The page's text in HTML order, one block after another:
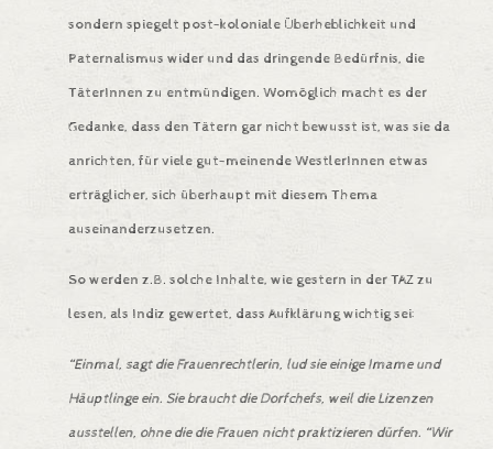
sondern spiegelt post-koloniale Überheblichkeit und
Paternalismus wider und das dringende Bedürfnis, die
TäterInnen zu entmündigen. Womöglich macht es der
Gedanke, dass den Tätern gar nicht bewusst ist, was sie da
anrichten, für viele gut-meinende WestlerInnen etwas
erträglicher, sich überhaupt mit diesem Thema
auseinanderzusetzen.
So werden z.B. solche Inhalte, wie gestern in der TAZ zu
lesen, als Indiz gewertet, dass Aufklärung wichtig sei:
“Einmal, sagt die Frauenrechtlerin, lud sie einige Imame und
Häuptlinge ein. Sie braucht die Dorfchefs, weil die Lizenzen
ausstellen, ohne die die Frauen nicht praktizieren dürfen. “Wir